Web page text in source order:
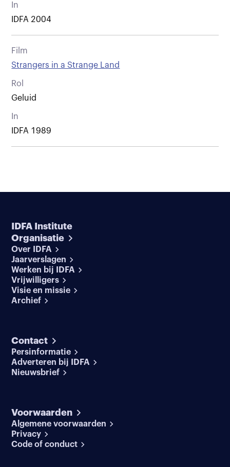
In
IDFA 2004
Film
Strangers in a Strange Land
Rol
Geluid
In
IDFA 1989
IDFA Institute
Organisatie
Over IDFA
Jaarverslagen
Werken bij IDFA
Vrijwilligers
Visie en missie
Archief
Contact
Persinformatie
Adverteren bij IDFA
Nieuwsbrief
Voorwaarden
Algemene voorwaarden
Privacy
Code of conduct